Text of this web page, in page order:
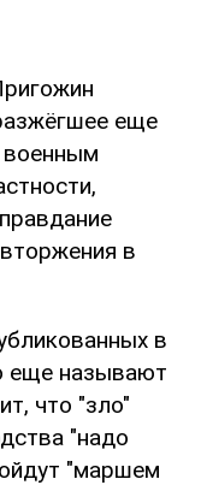
еще
в
в
еще называют
что "зло"
"надо
"маршем